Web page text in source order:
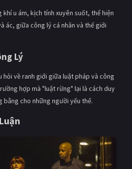
u ám, kịch tính xuyên suốt, thể hiện
ác, giữa công lý cá nhân và thế giới
Lý
hỏi về ranh giới giữa luật pháp và công
hợp mà "luật rừng" lại là cách duy
cho những người yếu thế.